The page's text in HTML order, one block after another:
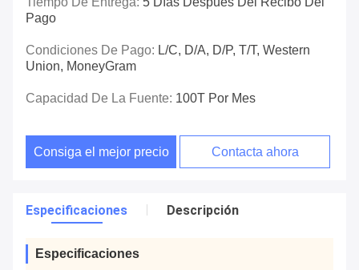
Pago
Condiciones De Pago: L/C, D/A, D/P, T/T, Western
Union, MoneyGram
Capacidad De La Fuente: 100T Por Mes
Consiga el mejor precio Contacta ahora
Especificaciones Descripción
Especificaciones